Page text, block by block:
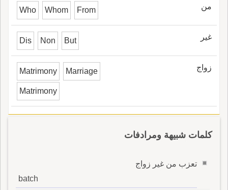
من Who Whom From
غير Dis Non But
زواج Matrimony Marriage
Matrimony
كلمات شبيهة ومرادفات
تعزب من غير زواج
batch